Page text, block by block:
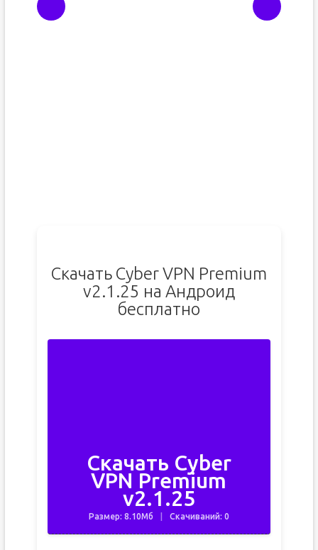
Скачать Cyber VPN Premium
v2.1.25 на Андроид
бесплатно
Скачать Cyber
VPN Premium
v2.1.25
Размер: 8.10Мб Скачиваний: 0